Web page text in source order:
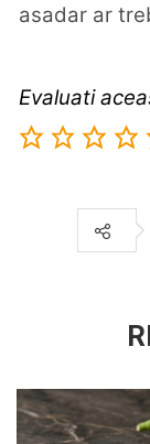
asadar ar
Evaluati